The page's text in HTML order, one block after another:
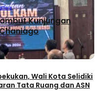
Kunjungan
Wali Kota Selidiki
Tata Ruang dan ASN